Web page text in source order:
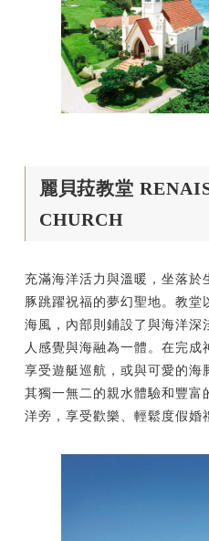
麗貝菈教堂
CHURCH
充滿海洋活力與溫暖，坐落於
豚跳躍祝福的夢幻聖地。教堂
海風，內部則鋪設了與海洋深
人感覺與海融為一體。在完成
享受遊艇巡航，或與可愛的海
其獨一無二的親水體驗和豐富
洋旁，享受歡樂、輕鬆度假婚